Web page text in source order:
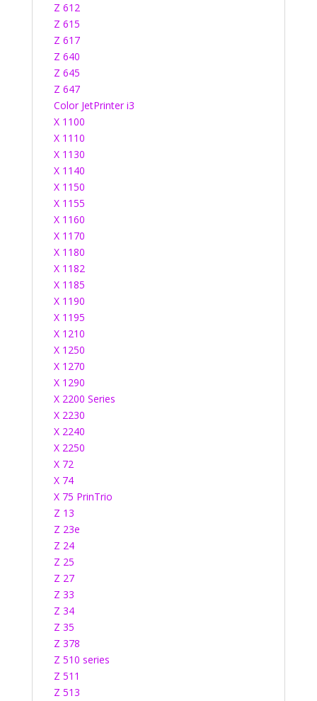
Z 612
Z 615
Z 617
Z 640
Z 645
Z 647
Color JetPrinter i3
X 1100
X 1110
X 1130
X 1140
X 1150
X 1155
X 1160
X 1170
X 1180
X 1182
X 1185
X 1190
X 1195
X 1210
X 1250
X 1270
X 1290
X 2200 Series
X 2230
X 2240
X 2250
X 72
X 74
X 75 PrinTrio
Z 13
Z 23e
Z 24
Z 25
Z 27
Z 33
Z 34
Z 35
Z 378
Z 510 series
Z 511
Z 513